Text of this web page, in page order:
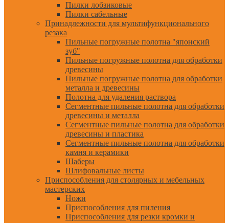
Пилки лобзиковые
Пилки сабельные
Принадлежности для мультифункционального
резака
Пильные погружные полотна "японский
зуб"
Пильные погружные полотна для обработки
древесины
Пильные погружные полотна для обработки
металла и древесины
Полотна для удаления раствора
Сегментные пильные полотна для обработки
древесины и металла
Сегментные пильные полотна для обработки
древесины и пластика
Сегментные пильные полотна для обработки
камня и керамики
Шаберы
Шлифовальные листы
Приспособления для столярных и мебельных
мастерских
Ножи
Приспособления для пиления
Приспособления для резки кромки и